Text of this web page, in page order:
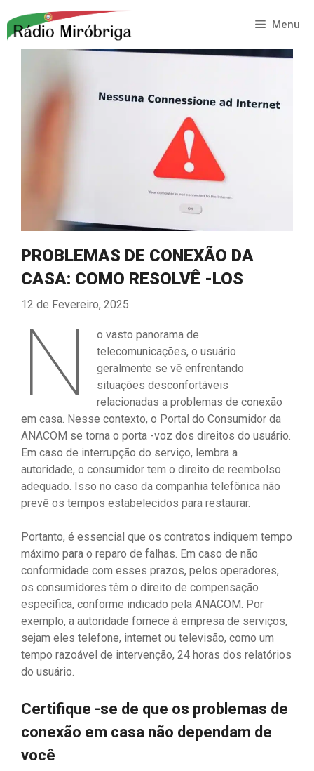
para
Menu
PROBLEMAS DE CONEXÃO DA
CASA: COMO RESOLVÊ -LOS
12 de Fevereiro, 2025
N
o vasto panorama de
telecomunicações, o usuário
geralmente se vê enfrentando
situações desconfortáveis ​​
relacionadas a problemas de conexão
em casa. Nesse contexto, o Portal do Consumidor da
ANACOM se torna o porta -voz dos direitos do usuário.
Em caso de interrupção do serviço, lembra a
autoridade, o consumidor tem o direito de reembolso
adequado. Isso no caso da companhia telefônica não
prevê os tempos estabelecidos para restaurar.
Portanto, é essencial que os contratos indiquem tempo
máximo para o reparo de falhas. Em caso de não
conformidade com esses prazos, pelos operadores,
os consumidores têm o direito de compensação
específica, conforme indicado pela ANACOM. Por
exemplo, a autoridade fornece à empresa de serviços,
sejam eles telefone, internet ou televisão, como um
tempo razoável de intervenção, 24 horas dos relatórios
do usuário.
Certifique -se de que os problemas de
conexão em casa não dependam de
você